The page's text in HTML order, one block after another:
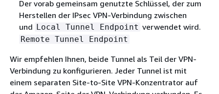
Der vorab gemeinsam genutzte Schlüssel, der zum
Herstellen der IPsec VPN-Verbindung zwischen
und Local Tunnel Endpoint verwendet wird.
Remote Tunnel Endpoint
Wir empfehlen Ihnen, beide Tunnel als Teil der VPN-
Verbindung zu konfigurieren. Jeder Tunnel ist mit
einem separaten Site-to-Site VPN-Konzentrator auf